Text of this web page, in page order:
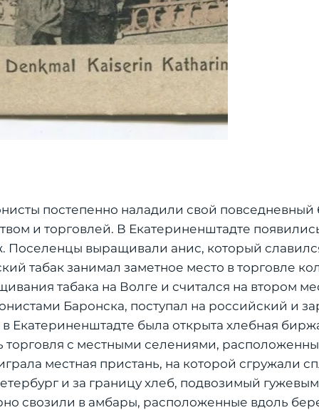
постепенно наладили свой повседневный
и торговлей. В Екатериненштадте
выращивали анис, который
табак занимал заметное место в торговле
табака на Волге и считался на втором
Баронска, поступал на российский и
Екатериненштадте была открыта хлебная
торговля с местными селениями,
местная пристань, на которой сгружали
и за границу хлеб, подвозимый
свозили в амбары, расположенные вдоль